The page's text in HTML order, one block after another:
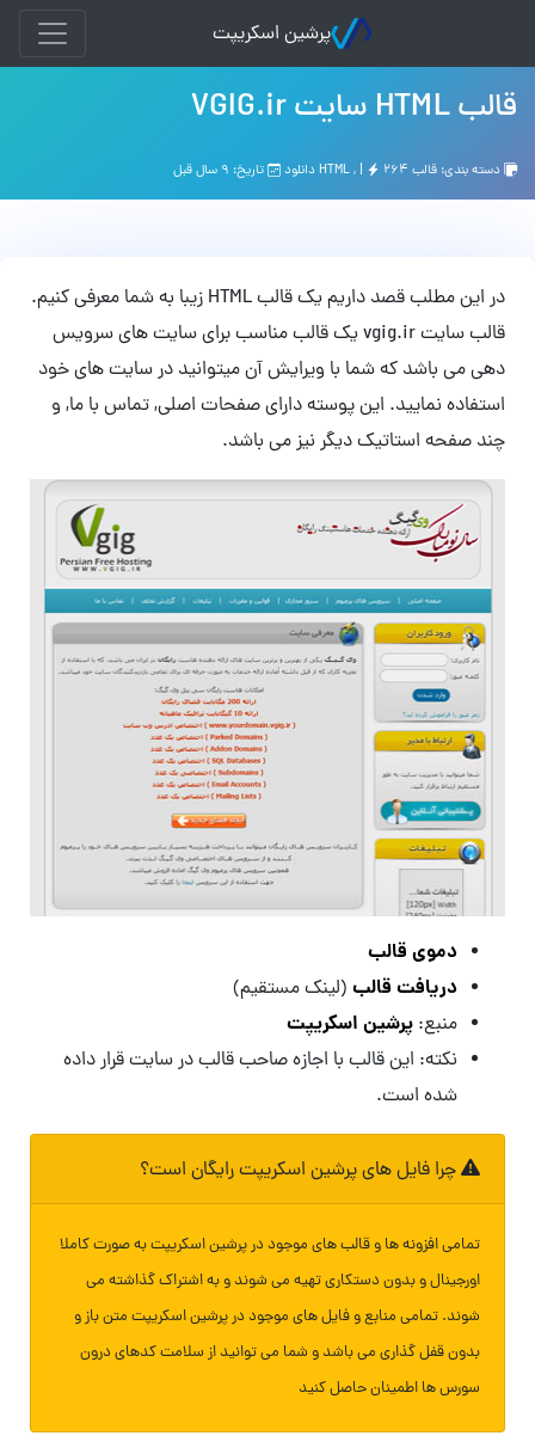
پرشین اسکریپت
قالب HTML سایت VGIG.ir
دسته بندی: قالب HTML , | ۲۶۴ دانلود تاریخ: ۹ سال قبل
در این مطلب قصد داریم یک قالب HTML زیبا به شما معرفی کنیم.
قالب سایت vgig.ir یک قالب مناسب برای سایت های سرویس
دهی می باشد که شما با ویرایش آن میتوانید در سایت های خود
استفاده نمایید. این پوسته دارای صفحات اصلی, تماس با ما, و
چند صفحه استاتیک دیگر نیز می باشد.
دموی قالب
دریافت قالب (لینک مستقیم)
منبع: پرشین اسکریپت
نکته: این قالب با اجازه صاحب قالب در سایت قرار داده
شده است.
چرا فایل های پرشین اسکریپت رایگان است؟
تمامی افزونه ها و قالب های موجود در پرشین اسکریپت به صورت کاملا
اورجینال و بدون دستکاری تهیه می شوند و به اشتراک گذاشته می
شوند. تمامی منابع و فایل های موجود در پرشین اسکریپت متن باز و
بدون قفل گذاری می باشد و شما می توانید از سلامت کدهای درون
سورس ها اطمینان حاصل کنید